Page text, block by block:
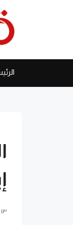
١٣ يونيو ٢٠٢٦